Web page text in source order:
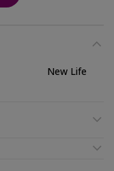
New Life